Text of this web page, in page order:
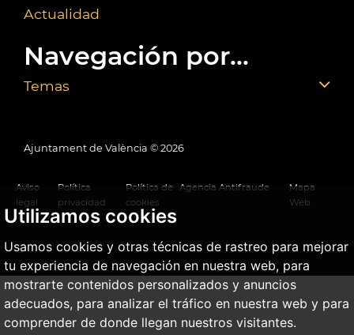
Utilizamos cookies
Usamos cookies y otras técnicas de rastreo para mejorar
tu experiencia de navegación en nuestra web, para
mostrarte contenidos personalizados y anuncios
adecuados, para analizar el tráfico en nuestra web y para
comprender de donde llegan nuestros visitantes.
Actualidad
Navegación por...
Temas
Ajuntament de València © 2026
Aviso
legal
Política
privacidad
Política de
cookies
Agencia Antifraude
Mapa
Web